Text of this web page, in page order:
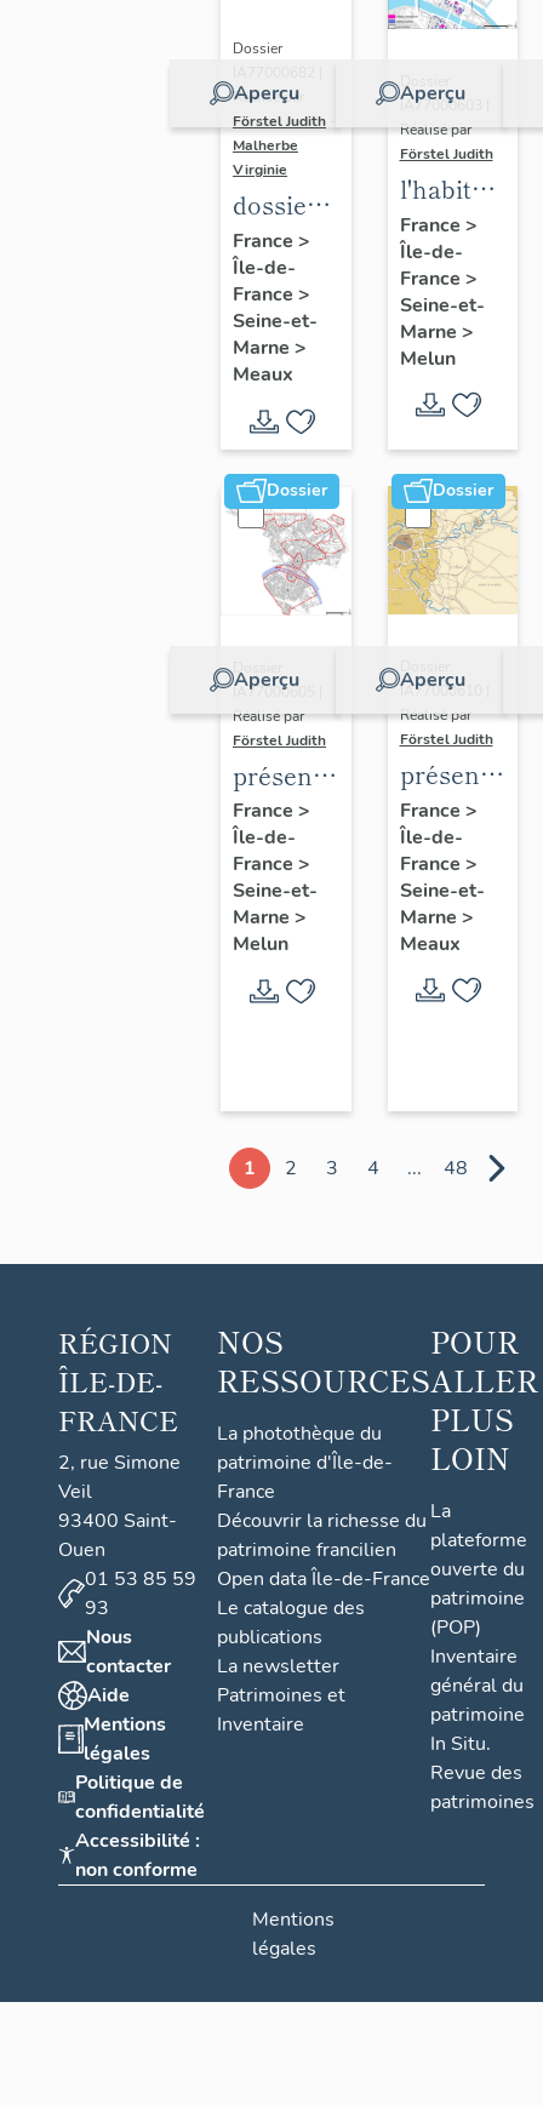
Aperçu
Dossier
Réalisé par
Förstel Judith
Malherbe
Virginie
dossier
collectif
sur les
cours
communes
du
Faubourg
Saint-
Nicolas
France >
Île-de-
France >
Seine-et-
Marne >
Meaux
Aperçu
IA77000603 |
Réalisé par
Förstel Judith
l'habitat
à Melun
France >
Île-de-
France >
Seine-et-
Marne >
Melun
Dossier
Aperçu
IA77000605 |
Réalisé par
Förstel Judith
présentation
de
l'étude
du
patrimoine
de
Melun
France >
Île-de-
France >
Seine-et-
Marne >
Melun
Dossier
Aperçu
IA77000610 |
Réalisé par
Förstel Judith
de
l'étude
du
patrimoine
de
Meaux
France >
Île-de-
France >
Seine-et-
Marne >
Meaux
1 2 3 4 ... 48
RÉGION
ÎLE-DE-
FRANCE
2, rue Simone
Veil
93400 Saint-
Ouen
01 53 85 59
93
Nous
contacter
Aide
Mentions
légales
Politique de
confidentialité
Accessibilité :
non conforme
NOS
RESSOURCES
La photothèque du
patrimoine d'Île-de-
France
Découvrir la richesse du
patrimoine francilien
Open data Île-de-France
Le catalogue des
publications
La newsletter
Patrimoines et
Inventaire
POUR
ALLER
PLUS
LOIN
La
plateforme
ouverte du
patrimoine
(POP)
Inventaire
général du
patrimoine
In Situ.
Revue des
patrimoines
Mentions
légales